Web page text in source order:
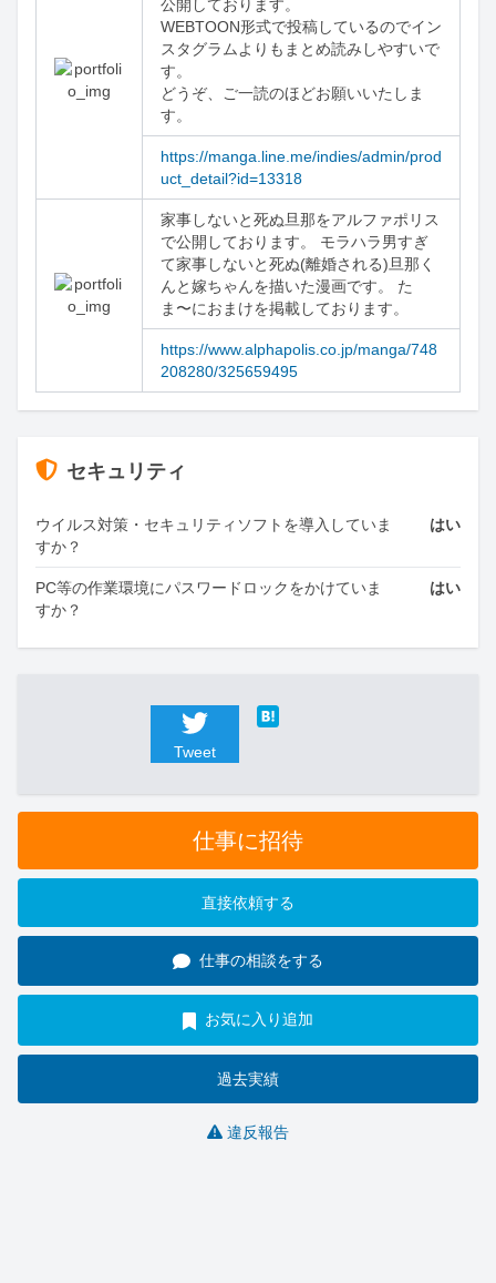
公開しております。
WEBTOON形式で投稿しているのでイン
スタグラムよりもまとめ読みしやすいで
す。
どうぞ、ご一読のほどお願いいたしま
す。
https://manga.line.me/indies/admin/prod
uct_detail?id=13318
家事しないと死ぬ旦那をアルファポリス
で公開しております。 モラハラ男すぎ
て家事しないと死ぬ(離婚される)旦那く
んと嫁ちゃんを描いた漫画です。 た
ま〜におまけを掲載しております。
https://www.alphapolis.co.jp/manga/748
208280/325659495
セキュリティ
ウイルス対策・セキュリティソフトを導入していま
すか？
はい
PC等の作業環境にパスワードロックをかけていま
すか？
はい
Tweet
仕事に招待
直接依頼する
仕事の相談をする
お気に入り追加
過去実績
違反報告